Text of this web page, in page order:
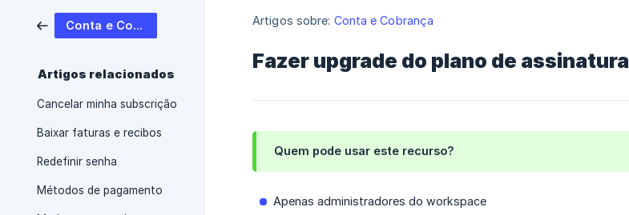
Conta e Cobrança
Artigos relacionados
Cancelar minha subscrição
Baixar faturas e recibos
Redefinir senha
Métodos de pagamento
Artigos sobre: Conta e Cobrança
Fazer upgrade do plano de assinatura
Quem pode usar este recurso?
Apenas administradores do workspace